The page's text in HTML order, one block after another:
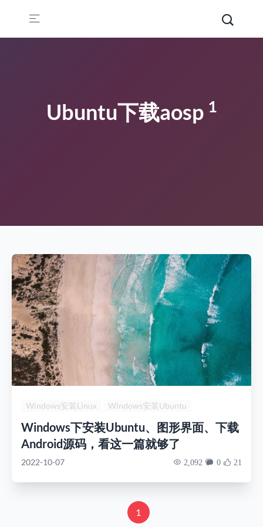
Ubuntu下载aosp 1
Windows安装Linux
Windows安装Ubuntu
Windows下安装Ubuntu、图形界面、下载
Android源码，看这一篇就够了
2022-10-07 2,092 0 21
1